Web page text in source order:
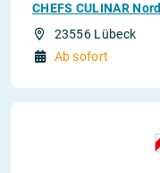
CHEFS CULINAR Nord
23556 Lübeck
Ab sofort